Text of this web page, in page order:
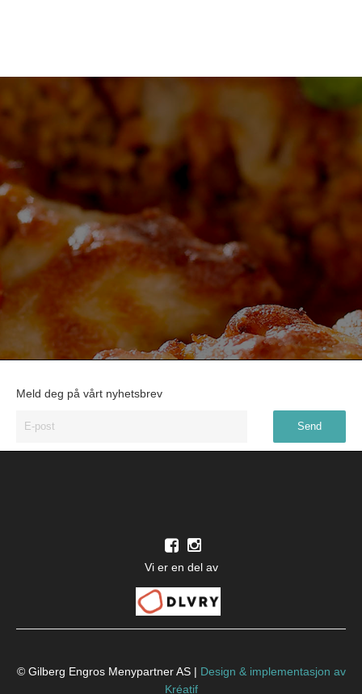
Meld deg på vårt nyhetsbrev
Vi er en del av
© Gilberg Engros Menypartner AS | Design & implementasjon av
Kréatif